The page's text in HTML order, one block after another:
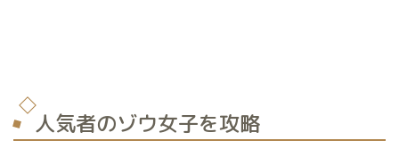
人気者のゾウ女子を攻略